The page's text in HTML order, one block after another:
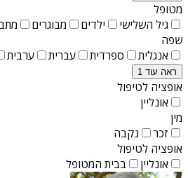
מטופל
גיל השלישי
ילדים מבוגרים
שפה
אנגלית
ספרדית עברית ערבית
ראה עוד 1
אופציה לטיפול
אונליין
מין
זכר
נקבה
אופציה לטיפול
אונליין
בבית המטופל